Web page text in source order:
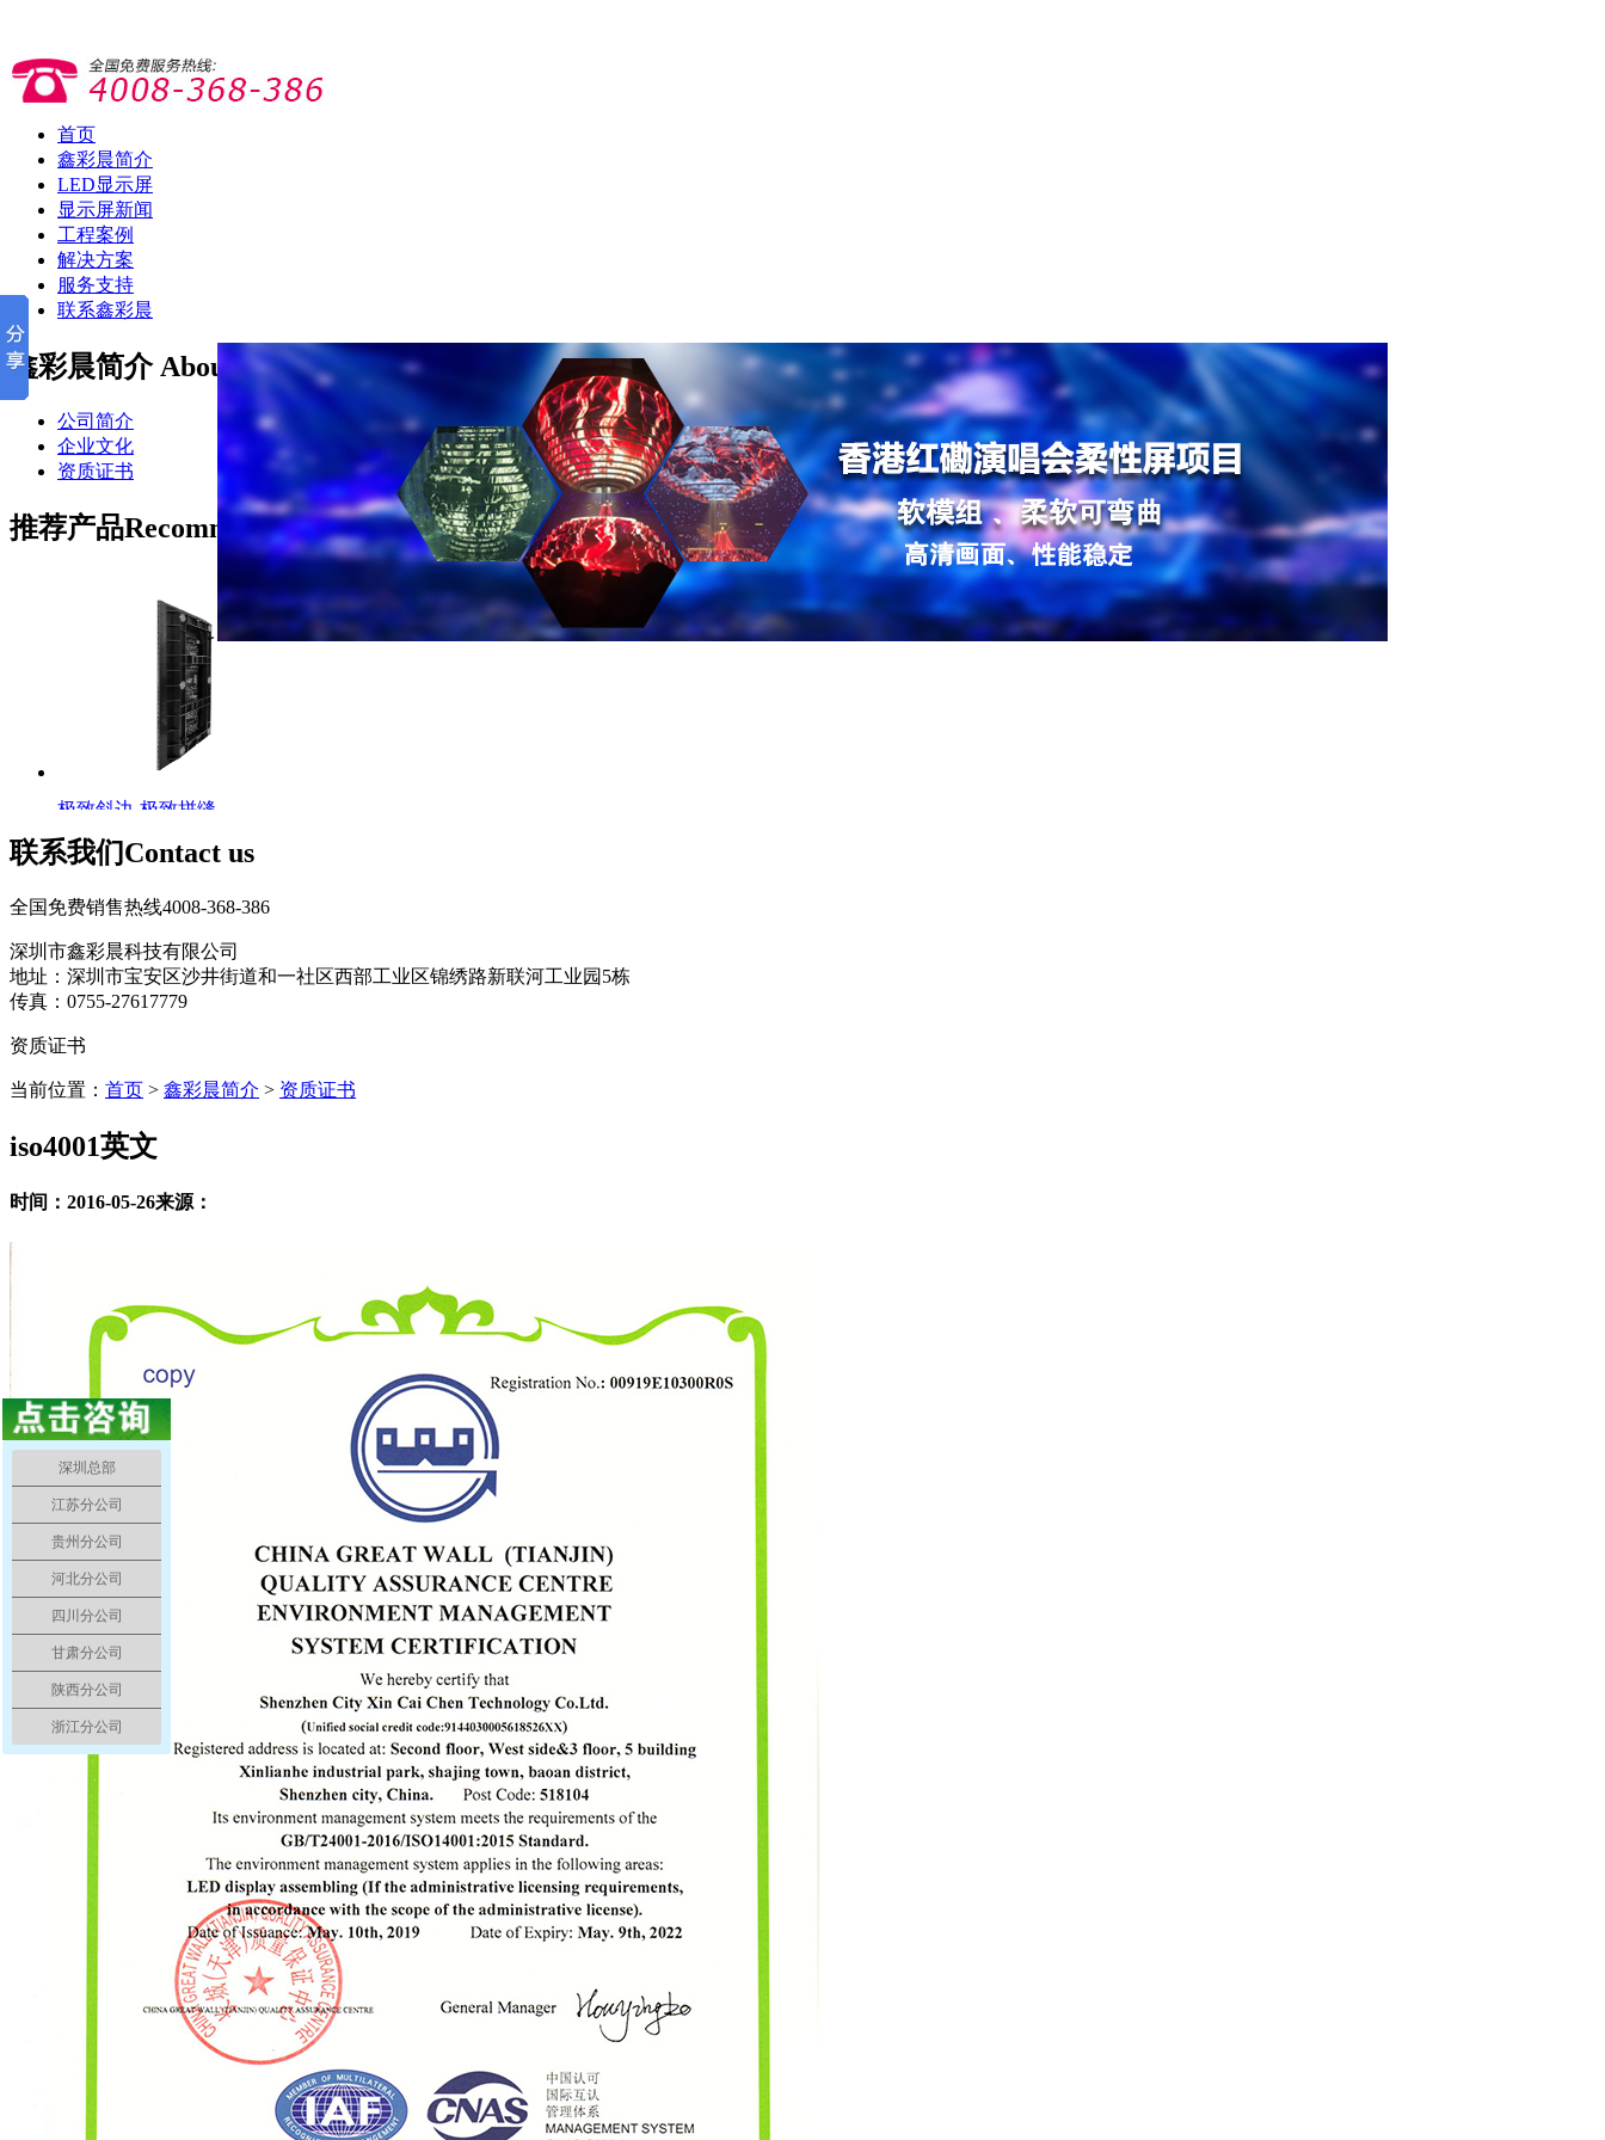
首页
鑫彩晨简介
LED显示屏
显示屏新闻
工程案例
解决方案
服务支持
联系鑫彩晨
鑫彩晨简介About
公司简介
企业文化
资质证书
推荐产品Recommend
极致斜边-极致拼缝
LED斜...
LED柔性显示屏P1.667
LED柔性显示屏P1.579
LED柔性显示屏P1.25
联系我们Contact us
全国免费销售热线4008-368-386
深圳市鑫彩晨科技有限公司
地址：深圳市宝安区沙井街道和一社区西部工业区锦绣路新联河工业园5栋
传真：0755-27617779
资质证书
当前位置： 首页 > 鑫彩晨简介 > 资质证书
iso4001英文
时间：2016-05-26来源：
深圳总部
江苏分公司
贵州分公司
河北分公司
四川分公司
甘肃分公司
陕西分公司
浙江分公司